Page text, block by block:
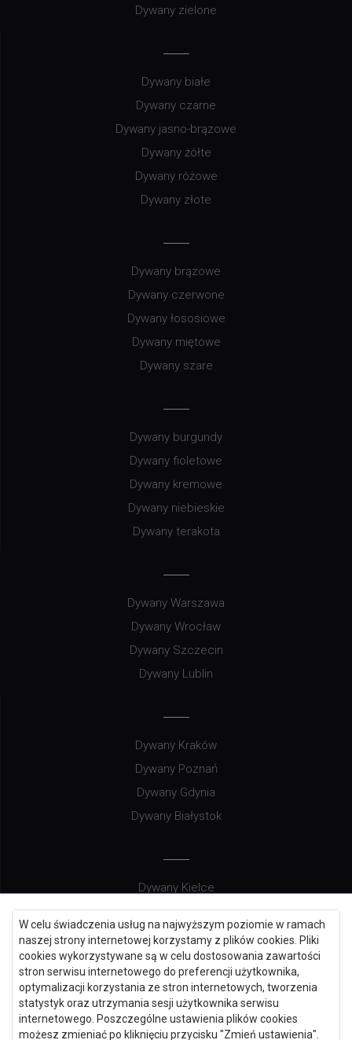
W celu świadczenia usług na najwyższym poziomie w ramach
naszej strony internetowej korzystamy z plików cookies. Pliki
cookies wykorzystywane są w celu dostosowania zawartości
stron serwisu internetowego do preferencji użytkownika,
optymalizacji korzystania ze stron internetowych, tworzenia
statystyk oraz utrzymania sesji użytkownika serwisu
internetowego. Poszczególne ustawienia plików cookies
możesz zmieniać po kliknięciu przycisku "Zmień ustawienia".
Dywany zielone
Dywany białe
Dywany czarne
Dywany jasno-brązowe
Dywany żółte
Dywany różowe
Dywany złote
Dywany brązowe
Dywany czerwone
Dywany łososiowe
Dywany miętowe
Dywany szare
Dywany burgundy
Dywany fioletowe
Dywany kremowe
Dywany niebieskie
Dywany terakota
Dywany Warszawa
Dywany Wrocław
Dywany Szczecin
Dywany Lublin
Dywany Kraków
Dywany Poznań
Dywany Gdynia
Dywany Białystok
Dywany Kielce
Dywany Gdańsk
Dywany Toruń
Dywany Bydgoszcz
Dywany Łódź